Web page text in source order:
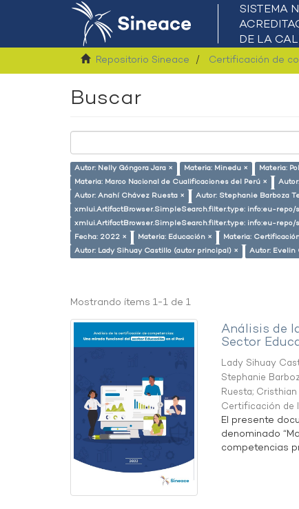
Repositorio Sineace Certificación de
Buscar
Autor: Nelly Góngora Jara × Materia: Minedu × Materia:
Materia: Marco Nacional de Cualificaciones del Perú ×
Autor: Anahí Chávez Ruesta ×
Autor: Stephanie Barboza
xmlui.ArtifactBrowser.SimpleSearch.filter.type: info:eu-
xmlui.ArtifactBrowser.SimpleSearch.filter.type: info:eu-
Fecha: 2022 ×
Materia: Educación × Materia:
Autor: Lady Sihuay Castillo (autor principal) ×
Autor: Evelin
Mostrando ítems 1-1 de 1
Análisis de
Sector
Lady Sihuay
Stephanie
Ruesta;
Certificación de
El presente
denominado
competencias